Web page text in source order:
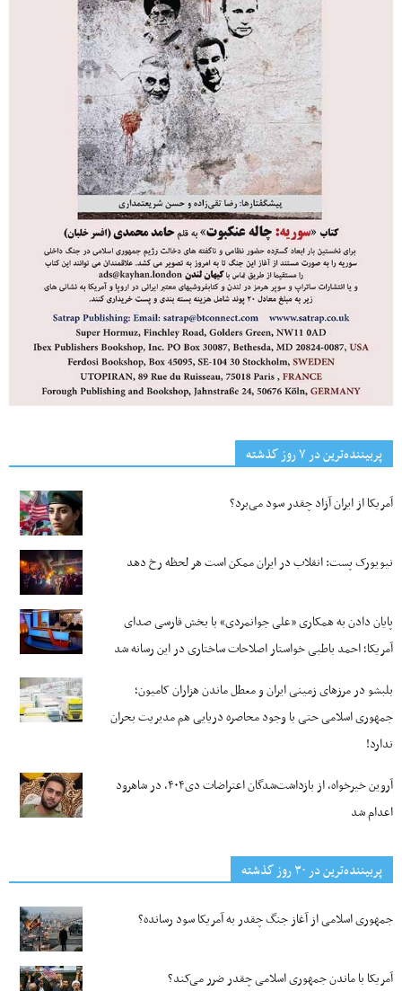
پربیننده‌ترین‌ در ۷ روز گذشته
آمریکا از ایران آزاد چقدر سود می‌برد؟
نیویورک پست: انقلاب در ایران ممکن است هر لحظه رخ دهد
پایان دادن به همکاری «علی جوانمردی» با بخش فارسی صدای
آمریکا؛ احمد باطبی خواستار اصلاحات ساختاری در این رسانه شد
بلبشو در مرزهای زمینی ایران و معطل ماندن هزاران کامیون؛
جمهوری اسلامی حتی با وجود محاصره دریایی هم مدیریت بحران
ندارد!
آروین خیرخواه، از بازداشت‌شدگان اعتراضات دی۴۰۴، در شاهرود
اعدام شد
پربیننده‌ترین‌ در ۳۰ روز گذشته
جمهوری اسلامی از آغاز جنگ چقدر به آمریکا سود رسانده؟
آمریکا با ماندن جمهوری اسلامی چقدر ضرر می‌کند؟